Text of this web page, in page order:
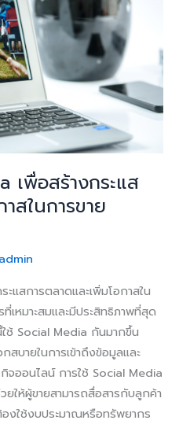
เพื่อสร้างกระแส
สในการขาย
admin
แสการตลาดและเพิ่มโอกาสใน
เหมาะสมและมีประสิทธิภาพที่สุด
ช้ Social Media กันมากขึ้น
สบายในการเข้าถึงข้อมูลและ
จออนไลน์ การใช้ Social Media
ยให้ผู้ขายสามารถสื่อสารกับลูกค้า
งใช้งบประมาณหรือทรัพยากร